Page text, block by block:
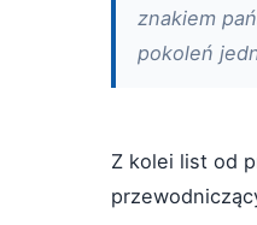
znakiem
pokoleń
Z kolei list od